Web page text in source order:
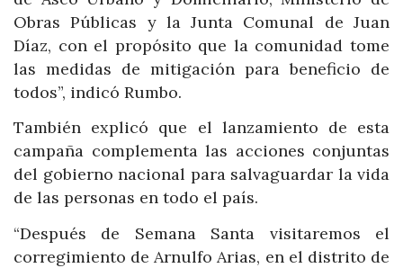
Obras Públicas y la Junta Comunal de Juan
Díaz, con el propósito que la comunidad tome
las medidas de mitigación para beneficio de
todos”, indicó Rumbo.
También explicó que el lanzamiento de esta
campaña complementa las acciones conjuntas
del gobierno nacional para salvaguardar la vida
de las personas en todo el país.
“Después de Semana Santa visitaremos el
corregimiento de Arnulfo Arias, en el distrito de